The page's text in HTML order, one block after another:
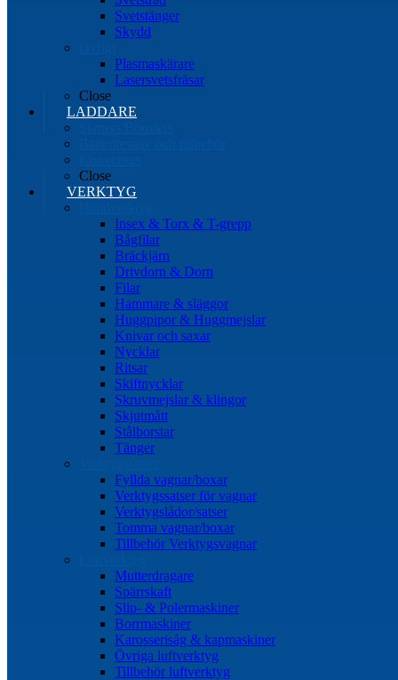
Svetstänger
Skydd
Plasmaskärare
Lasersvetsfräsar
Close
LADDARE
Close
VERKTYG
Insex & Torx & T-grepp
Bågfilar
Bräckjärn
Drivdorn & Dorn
Filar
Hammare & släggor
Huggpipor & Huggmejslar
Knivar och saxar
Nycklar
Ritsar
Skiftnycklar
Skruvmejslar & klingor
Skjutmått
Stålborstar
Tänger
Fyllda vagnar/boxar
Verktygssatser för vagnar
Verktygslådor/satser
Tomma vagnar/boxar
Tillbehör Verktygsvagnar
Mutterdragare
Spärrskaft
Slip- & Polermaskiner
Borrmaskiner
Karosserisåg & kapmaskiner
Övriga luftverktyg
Tillbehör luftverktyg